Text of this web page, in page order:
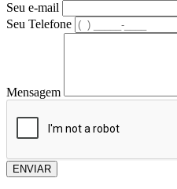
Seu e-mail
Seu Telefone
Mensagem
ENVIAR